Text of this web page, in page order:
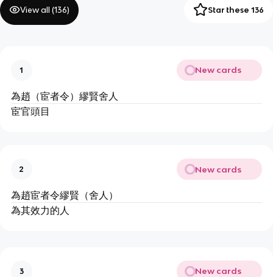
View all (136) Star these 136
1 New cards
為趙（宦者令）繆賢舍人
宦官頭目
2 New cards
為趙宦者令繆賢（舍人）
為其效力的人
3 New cards